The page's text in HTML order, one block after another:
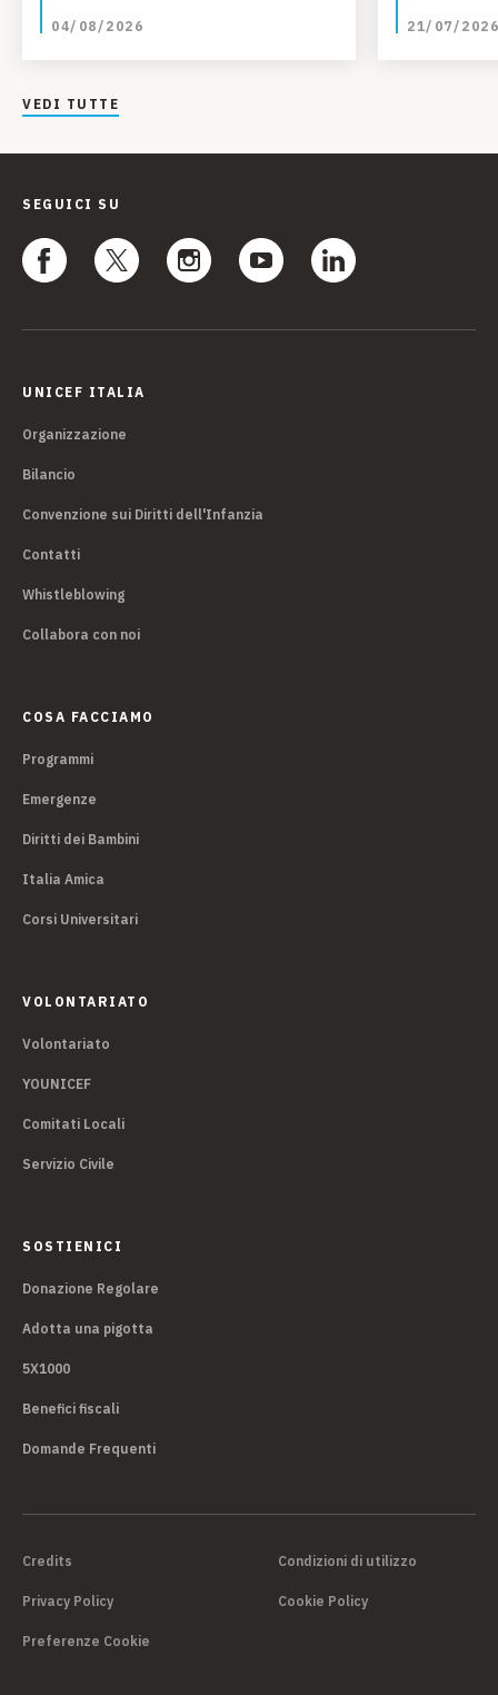
04/08/2026 21/07/2026
VEDI TUTTE
SEGUICI SU
UNICEF ITALIA
Organizzazione
Bilancio
Convenzione sui Diritti dell'Infanzia
Contatti
Whistleblowing
Collabora con noi
COSA FACCIAMO
Programmi
Emergenze
Diritti dei Bambini
Italia Amica
Corsi Universitari
VOLONTARIATO
Volontariato
YOUNICEF
Comitati Locali
Servizio Civile
SOSTIENICI
Donazione Regolare
Adotta una pigotta
5X1000
Benefici fiscali
Domande Frequenti
Credits Condizioni di utilizzo
Privacy Policy Cookie Policy
Preferenze Cookie